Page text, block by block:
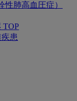
性肺高血圧症）
TOP
患